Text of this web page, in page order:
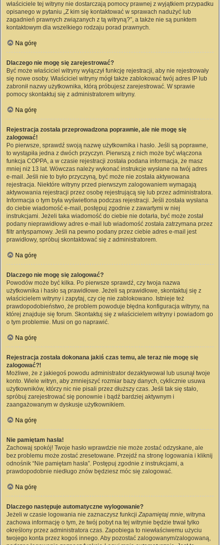
właściciele tej witryny nie dostarczają pomocy prawnej z wyjątkiem przypadku
opisanego w pytaniu „Z kim się kontaktować w sprawach nadużyć lub
zagadnień prawnych związanych z tą witryną?”, a także nie są punktem
kontaktowym dla wszelkiego rodzaju porad prawnych.
Na górę
Dlaczego nie mogę się zarejestrować?
Być może właściciel witryny wyłączył funkcję rejestracji, aby nie rejestrowały
się nowe osoby. Właściciel witryny mógł także zablokować twój adres IP lub
zabronił nazwy użytkownika, którą próbujesz zarejestrować. W sprawie
pomocy skontaktuj się z administratorem witryny.
Na górę
Rejestracja została przeprowadzona poprawnie, ale nie mogę się
zalogować!
Po pierwsze, sprawdź swoją nazwę użytkownika i hasło. Jeśli są poprawne,
to wystąpiła jedna z dwóch przyczyn. Pierwszą z nich może być włączona
funkcja COPPA, a w czasie rejestracji została podana informacja, że masz
mniej niż 13 lat. Wówczas należy wykonać instrukcje wysłane na twój adres
e-mail. Jeśli nie to było przyczyną, być może nie została aktywowana
rejestracja. Niektóre witryny przed pierwszym zalogowaniem wymagają
aktywowania rejestracji przez osobę rejestrującą się lub przez administratora.
Informacja o tym była wyświetlona podczas rejestracji. Jeśli została wysłana
do ciebie wiadomość e-mail, postępuj zgodnie z zawartymi w niej
instrukcjami. Jeżeli taka wiadomość do ciebie nie dotarła, być może został
podany nieprawidłowy adres e-mail lub wiadomość została zatrzymana przez
filtr antyspamowy. Jeśli na pewno podany przez ciebie adres e-mail jest
prawidłowy, spróbuj skontaktować się z administratorem.
Na górę
Dlaczego nie mogę się zalogować?
Powodów może być kilka. Po pierwsze sprawdź, czy twoja nazwa
użytkownika i hasło są prawidłowe. Jeżeli są prawidłowe, skontaktuj się z
właścicielem witryny i zapytaj, czy cię nie zablokowano. Istnieje też
prawdopodobieństwo, że problem powoduje błędna konfiguracja witryny, na
której znajduje się forum. Skontaktuj się z właścicielem witryny i powiadom go
o tym problemie. Musi on go naprawić.
Na górę
Rejestracja została dokonana jakiś czas temu, ale teraz nie mogę się
zalogować?!
Możliwe, że z jakiegoś powodu administrator dezaktywował lub usunął twoje
konto. Wiele witryn, aby zmniejszyć rozmiar bazy danych, cyklicznie usuwa
użytkowników, którzy nic nie pisali przez dłuższy czas. Jeśli tak się stało,
spróbuj zarejestrować się ponownie i bądź bardziej aktywnym i
zaangażowanym w dyskusje użytkownikiem.
Na górę
Nie pamiętam hasła!
Zachowaj spokój! Twoje hasło wprawdzie nie może zostać odzyskane, ale
bez problemu może zostać zresetowane. Przejdź na stronę logowania i kliknij
odnośnik “Nie pamiętam hasła”. Postępuj zgodnie z instrukcjami, a
prawdopodobnie niedługo znów będziesz móc się zalogować.
Na górę
Dlaczego następuje automatyczne wylogowanie?
Jeżeli w czasie logowania nie zaznaczysz funkcjiZapamiętaj mnie, witryna
zachowa informację o tym, że twój pobyt na tej witrynie będzie trwał tylko
określony przez administratora czas. Zapobiega to niewłaściwemu użyciu
twojego konta przez kogoś innego. Aby pozostać zalogowanym/zalogowaną,